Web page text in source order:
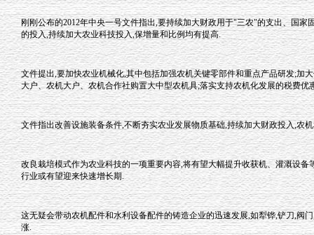
刚刚公布的2012年中央一号文件指出,要持续加大财政用于"三农"的支出、国家
的投入,持续加大农业科技投入,保增量和比例均有提高.
文件提出,要加快农业机械化,其中包括加强农机关键零部件和重点产品研发;加
大户、农机大户、农机合作社购置大中型农机具;落实支持农机化发展的税费优
文件指出改善设施装备条件,不断夯实农业发展物质基础,持续加大财政投入,农
改良栽培模式作为农业科技的一项重要内容,将有望大幅提升收获机、灌溉设备
行业或有望迎来快速增长期.
这无疑会带动农机配件和水利设备配件的铸造企业的迅速发展,如犁铧,铲刀,阀
涨.